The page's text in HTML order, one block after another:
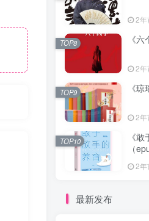
2年
《
2年
TOP8
《
2年
TOP9
《
（
2年
TOP10
最新发布